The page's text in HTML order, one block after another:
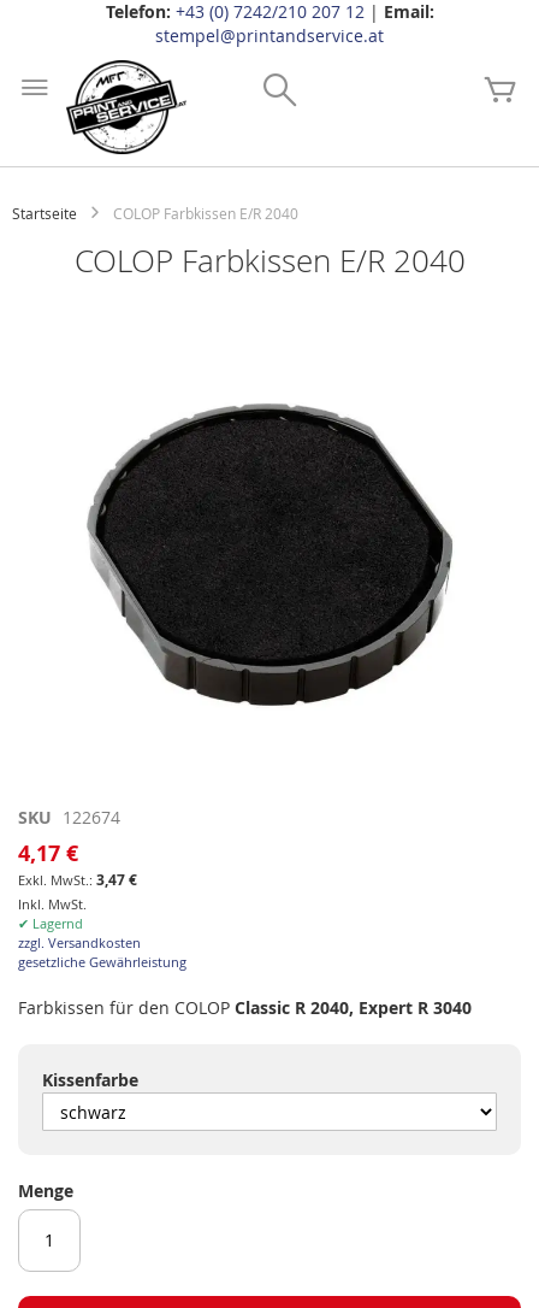
Telefon: +43 (0) 7242/210 207 12| Email:
stempel@printandservice.at
Inhalt
springen
Startseite COLOP Farbkissen E/R 2040
COLOP Farbkissen E/R 2040
Zum
der
Bildgalerie
springen
SKU 122674
4,17 €
3,47 €
Inkl. MwSt.
✔ Lagernd
zzgl. Versandkosten
gesetzliche Gewährleistung
Farbkissen für den COLOP Classic R 2040, Expert R 3040
Kissenfarbe
Menge